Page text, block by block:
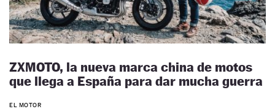
ZXMOTO, la nueva marca china de motos
que llega a España para dar mucha guerra
EL MOTOR